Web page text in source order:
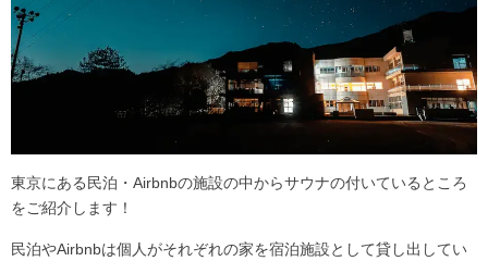
東京にある民泊・Airbnbの施設の中からサウナの付いているところ
をご紹介します！
民泊やAirbnbは個人がそれぞれの家を宿泊施設として貸し出してい